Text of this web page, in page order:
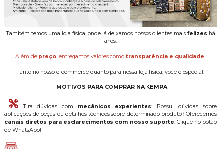
Também temos uma loja física, onde já deixamos nossos clientes mais felizes há
anos.
Além de preço , entregamos valores comotransparência e qualidade
Tanto no nosso e-commerce quanto para nossa loja física, você é especial.
MOTIVOS PARA COMPRAR NA KEMPA
Tira dúvidas com mecânicos experientes: Possui dúvidas sobre
aplicações de peças ou detalhes técnicos sobre determinado produto? Oferecemos
canais diretos para esclarecimentos com nosso suporte . Clique no botão
de WhatsApp!